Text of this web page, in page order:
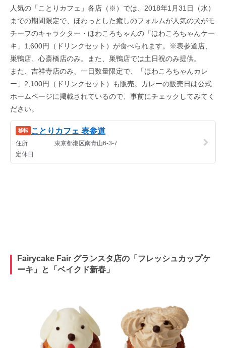
人気の「ことりカフェ」各店（※）では、2018年1月31日（水）
までの期間限定で、ほわっとした癒しのフォルムが人気の犬がモ
チーフのキャラクター・ほわころちゃんの「ほわころちゃんケー
キ」1,600円（ドリンクセット）が食べられます。※表参道店、
巣鴨店、心斎橋店のみ。また、巣鴨店では土日祝のみ提供。
また、吉祥寺店のみ、一日数量限定で、「ほわころちゃんカレ
ー」2,100円（ドリンクセット）も販売。カレーの販売日は公式
ホームページに掲載されているので、事前にチェックしてみてく
ださい。
Fairycake Fair グランスタ店の「フレッシュカップケ
ーキ」と「ベイクド新春」